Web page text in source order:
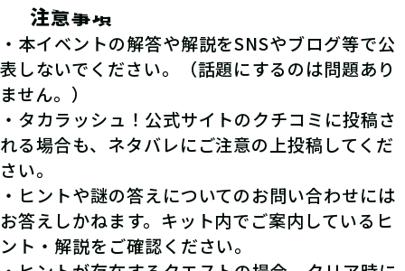
注意事項
・本イベントの解答や解説をSNSやブログ等で公
表しないでください。（話題にするのは問題あり
ません。）
・タカラッシュ！公式サイトのクチコミに投稿さ
れる場合も、ネタバレにご注意の上投稿してくだ
さい。
・ヒントや謎の答えについてのお問い合わせには
お答えしかねます。キット内でご案内しているヒ
ント・解説をご確認ください。